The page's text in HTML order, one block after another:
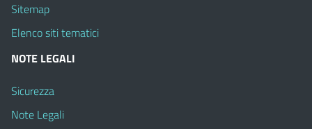
Sitemap
Elenco siti tematici
NOTE LEGALI
Sicurezza
Note Legali